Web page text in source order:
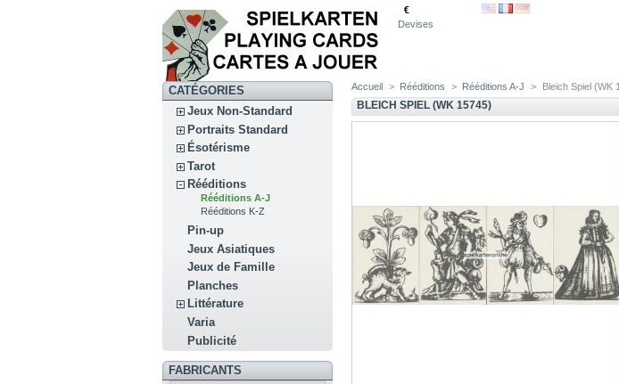
€
Devises
CATÉGORIES
Jeux Non-Standard
Portraits Standard
Ésotérisme
Tarot
Rééditions
Rééditions A-J
Rééditions K-Z
Pin-up
Jeux Asiatiques
Jeux de Famille
Planches
Littérature
Varia
Publicité
FABRICANTS
Accueil > Rééditions > Rééditions A-J > Bleich Spiel (WK
BLEICH SPIEL (WK 15745)